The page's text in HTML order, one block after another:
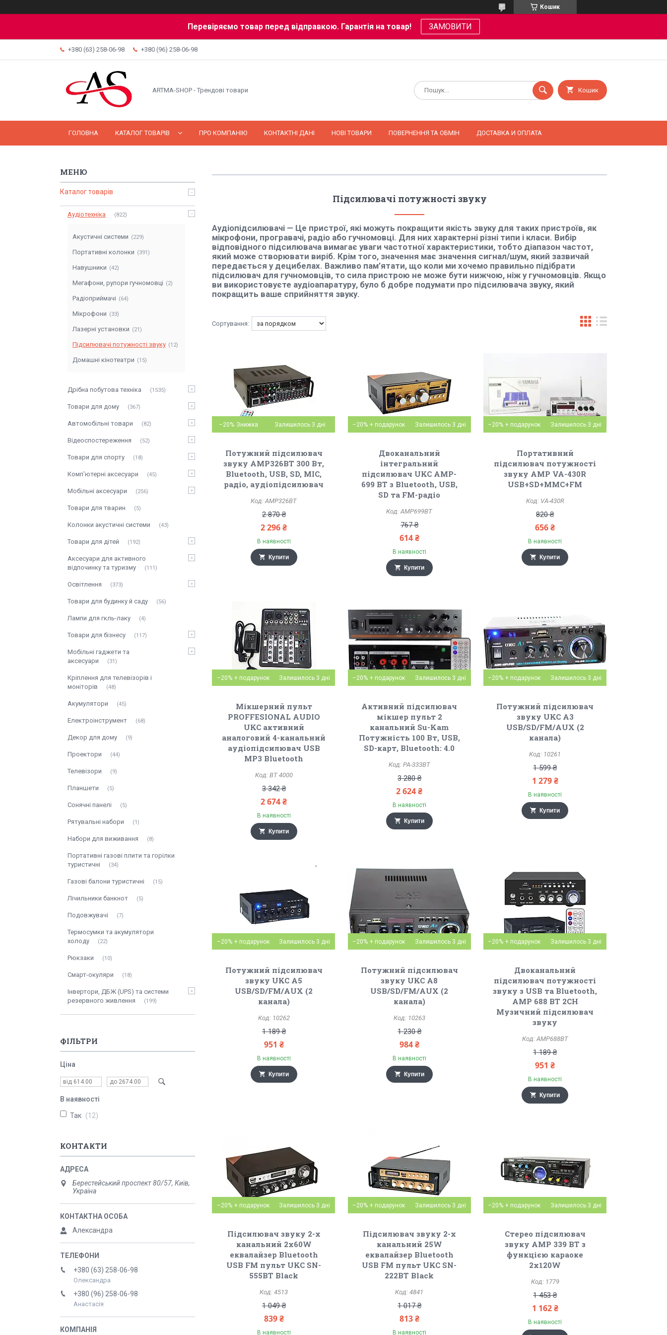
Кошик
Перевіряємо товар перед відправкою. Гарантія на товар! ЗАМОВИТИ
+380 (63) 258-06-98 +380 (96) 258-06-98
ARTMA-SHOP - Трендові товари Кошик
ГОЛОВНА КАТАЛОГ ТОВАРІВ ПРО КОМПАНІЮ КОНТАКТНІ ДАНІ НОВІ ТОВАРИ ПОВЕРНЕННЯ ТА ОБМІН ДОСТАВКА И ОПЛАТА
Підсилювачі потужності звуку
Аудіопідсилювачі — Це пристрої, які можуть покращити якість звуку для таких пристроїв, як
мікрофони, програвачі, радіо або гучномовці. Для них характерні різні типи і класи. Вибір
відповідного підсилювача вимагає уваги частотної характеристики, тобто діапазон частот,
який може створювати виріб. Крім того, значення має значення сигнал/шум, який зазвичай
передається у децибелах. Важливо пам’ятати, що коли ми хочемо правильно підібрати
підсилювач для гучномовців, то сила пристрою не може бути нижчою, ніж у гучномовців. Якщо
ви використовуєте аудіоапаратуру, було б добре подумати про підсилювача звуку, який
покращить ваше сприйняття звуку.
–20% Залишилось 3 дні
Потужний підсилювач
звуку AMP326BT 300 Вт,
Bluetooth, USB, SD, MIC,
радіо, аудіопідсилювач
AMP326BT
2 870 ₴
2 296 ₴
В наявності
Купити
–20% Залишилось 3 дні
Двоканальний
інтегральний
підсилювач UKC AMP-
699 BT з Bluetooth, USB,
SD та FM-радіо
AMP699BT
767 ₴
614 ₴
В наявності
Купити
–20% Залишилось 3 дні
Портативний
підсилювач потужності
звуку AMP VA-430R
USB+SD+MMC+FM
VA-430R
820 ₴
656 ₴
В наявності
Купити
–20% Залишилось 3 дні
Мікшерний пульт
PROFFESIONAL AUDIO
UKC активний
аналоговий 4-канальний
аудіопідсилювач USB
MP3 Bluetooth
BT 4000
3 342 ₴
2 674 ₴
В наявності
Купити
–20% Залишилось 3 дні
Активний підсилювач
мікшер пульт 2
канальний Su-Kam
Потужність 100 Вт, USB,
SD-карт, Bluetooth: 4.0
PA-333BT
3 280 ₴
2 624 ₴
В наявності
Купити
–20% Залишилось 3 дні
Потужний підсилювач
звуку UKC A3
USB/SD/FM/AUX (2
канала)
10261
1 599 ₴
1 279 ₴
В наявності
Купити
–20% Залишилось 3 дні
Потужний підсилювач
звуку UKC A5
USB/SD/FM/AUX (2
канала)
10262
1 189 ₴
951 ₴
В наявності
Купити
–20% Залишилось 3 дні
Потужний підсилювач
звуку UKC A8
USB/SD/FM/AUX (2
канала)
10263
1 230 ₴
984 ₴
В наявності
Купити
–20% Залишилось 3 дні
Двоканальний
підсилювач потужності
звуку з USB та Bluetooth,
AMP 688 BT 2CH
Музичний підсилювач
звуку
AMP688BT
1 189 ₴
951 ₴
В наявності
Купити
–20% Залишилось 3 дні
Підсилювач звуку 2-х
канальний 2x60W
еквалайзер Bluetooth
USB FM пульт UKC SN-
555BT Black
4513
1 049 ₴
839 ₴
В наявності
–20% Залишилось 3 дні
Підсилювач звуку 2-х
канальний 25W
еквалайзер Bluetooth
USB FM пульт UKC SN-
222BT Black
4841
1 017 ₴
813 ₴
В наявності
–20% Залишилось 3 дні
Стерео підсилювач
звуку AMP 339 BT з
функцією караоке
2х120W
1779
1 453 ₴
1 162 ₴
В наявності
Каталог товарів
Аудіотехніка 822
Акустичні системи 229
Портативні колонки 391
Навушники 42
Мегафони, рупори гучномовці 2
Радіоприймачі 64
Мікрофони 33
Лазерні установки 21
Підсилювачі потужності звуку 12
Домашні кінотеатри 15
Дрібна побутова техніка 1535
Товари для дому 367
Автомобільні товари 82
Відеоспостереження 52
Товари для спорту 18
Комп'ютерні аксесуари 45
Мобільні аксесуари 256
Товари для тварин 5
Колонки акустичні системи 43
Товари для дітей 192
Аксесуари для активного
відпочинку та туризму
111
Освітлення 373
Товари для будинку й саду 56
Лампи для гкль-лаку 4
Товари для бізнесу 117
Мобільні гаджети та
аксесуари
31
Кріплення для телевізорів і
моніторів
48
Акумулятори 45
Електроінструмент 68
Декор для дому 9
Проектори 44
Телевізори 9
Планшети 5
Сонячні панелі 5
Рятувальні набори 1
Набори для виживання 8
Портативні газові плити та горілки
туристичні
34
Газові балони туристичні 15
Лічильники банкнот 5
Подовжувачі 7
Термосумки та акумулятори
холоду
22
Рюкзаки 10
Смарт-окуляри 18
Інвертори, ДБЖ (UPS) та системи
резервного живлення
199
ФІЛЬТРИ
Ціна
В наявності
Так 12
КОНТАКТИ
Берестейський проспект 80/57, Київ,
Україна
Александра
+380 (63) 258-06-98
Олександра
+380 (96) 258-06-98
Анастасія